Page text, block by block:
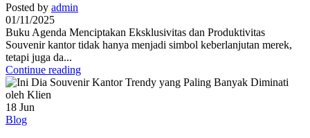
Posted by admin
01/11/2025
Buku Agenda Menciptakan Eksklusivitas dan Produktivitas
Souvenir kantor tidak hanya menjadi simbol keberlanjutan merek,
tetapi juga da...
Continue reading
18 Jun
Blog